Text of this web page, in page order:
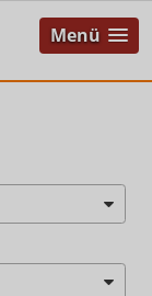
Menü